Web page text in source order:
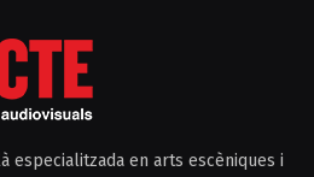
especialitzada en arts escèniques i